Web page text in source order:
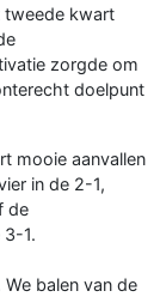
tweede kwart
zorgde om
doelpunt
mooie aanvallen
in de 2-1,
de
1.
balen van de